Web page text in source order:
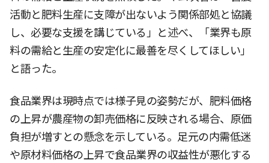
活動と肥料生産に支障が出ないよう関係部処と協議
し、必要な支援を講じている」と述べ、「業界も原
料の需給と生産の安定化に最善を尽くしてほしい」
と語った。
食品業界は現時点では様子見の姿勢だが、肥料価格
の上昇が農産物の卸売価格に反映される場合、原価
負担が増すとの懸念を示している。足元の内需低迷
や原材料価格の上昇で食品業界の収益性が悪化する